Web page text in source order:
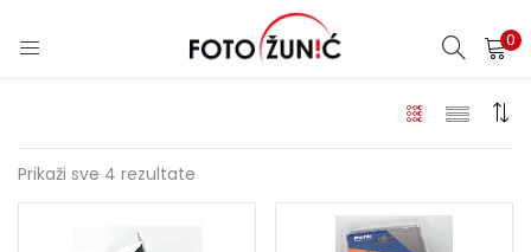
0
Prikaži sve 4 rezultate